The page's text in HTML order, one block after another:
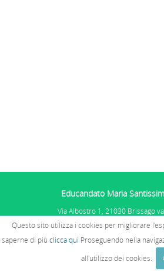
Questo sito utilizza i cookies per migliorare
saperne di più clicca qui Proseguendo nella
all'utilizzo dei cookies.
Educandato Maria
Via Albostro 1, 21030 Brissago
P.IVA: 01067681005 - C.F.
PRIVACY E COOKIESE